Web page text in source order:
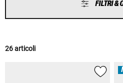
FILTRI &
26 articoli